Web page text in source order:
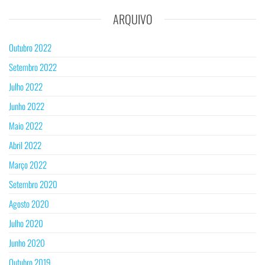
ARQUIVO
Outubro 2022
Setembro 2022
Julho 2022
Junho 2022
Maio 2022
Abril 2022
Março 2022
Setembro 2020
Agosto 2020
Julho 2020
Junho 2020
Outubro 2019